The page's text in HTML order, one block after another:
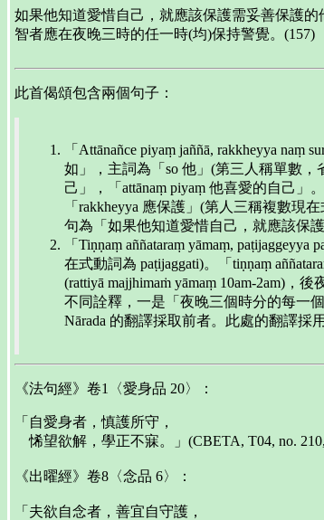
如果他知道愛惜自己，就應該保護需妥善保護的
智者應在夜晚三時的任一時(均)保持警覺。(157)
此首偈頌包含兩個句子：
「Attānañce piyaṃ jaññā, rakkheyya
如」，主詞為「so 他」(第三人稱單數，
己」，「attānaṃ piyaṃ 他喜愛的自己」
「rakkheyya 應保護」(第人三稱複數現
句為「如果他知道愛惜自己，就應該保
「Tiṇṇaṃ aññataraṃ yāmaṃ,
在式動詞為 paṭijaggati)。「tiṇṇaṃ
(rattiyā majjhimaṁ yāmaṃ 10am-2am)，
不同詮釋，一是「夜晚三個時分的每一
Nārada 的翻譯採取前者。此處的翻譯採
《法句經》卷1〈愛身品 20〉：
「自愛身者，慎護所守，
悕望欲解，學正不寐。」(CBETA, T04, no. 210,
《出曜經》卷8〈念品 6〉：
「夫欲自念者，善宜自守護，